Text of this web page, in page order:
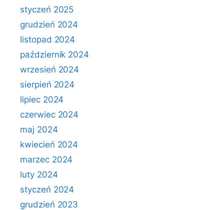
styczeń 2025
grudzień 2024
listopad 2024
październik 2024
wrzesień 2024
sierpień 2024
lipiec 2024
czerwiec 2024
maj 2024
kwiecień 2024
marzec 2024
luty 2024
styczeń 2024
grudzień 2023